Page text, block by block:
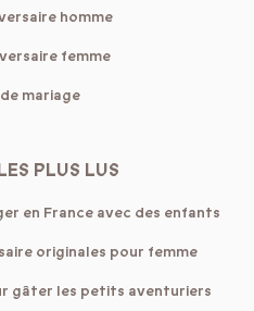
homme
femme
mariage
PLUS LUS
en France avec des enfants
originales pour femme
gâter les petits aventuriers